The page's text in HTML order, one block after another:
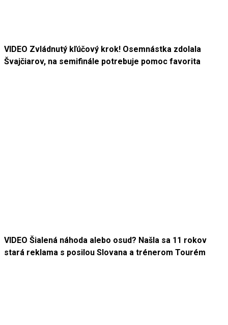
VIDEO Zvládnutý kľúčový krok! Osemnástka zdolala
Švajčiarov, na semifinále potrebuje pomoc favorita
VIDEO Šialená náhoda alebo osud? Našla sa 11 rokov
stará reklama s posilou Slovana a trénerom Tourém